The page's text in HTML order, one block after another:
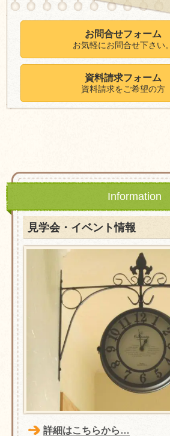
お問合せフォーム
お気軽にお問合せ下さい。
資料請求フォーム
資料請求をご希望の方
Information
見学会・イベント情報
詳細はこちらから…